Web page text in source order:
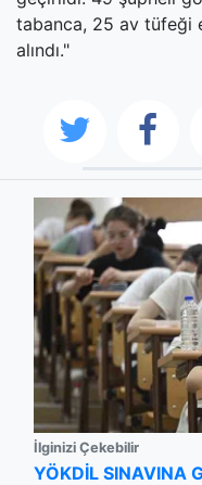
tabanca, 25 av tüfeği
alındı."
İlginizi Çekebilir
YÖKDİL SINAVINA